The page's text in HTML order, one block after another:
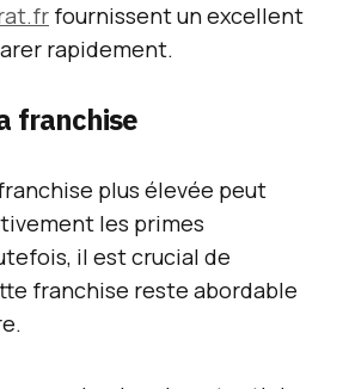
fournissent un excellent
rapidement.
franchise
plus élevée peut
les primes
il est crucial de
franchise reste abordable